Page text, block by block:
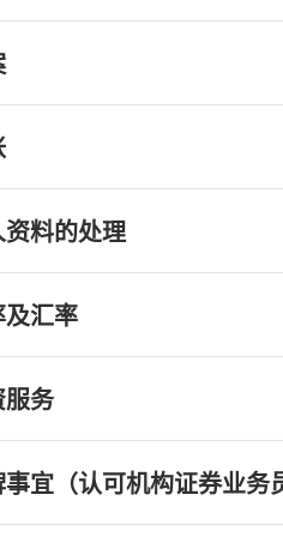
资料的处理
及汇率
服务
事宜（认可机构证券业务